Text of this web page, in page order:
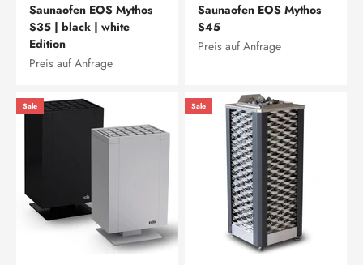
Saunaofen EOS Mythos
S35 | black | white
Edition
Preis auf Anfrage
Saunaofen EOS Mythos
S45
Preis auf Anfrage
Sale Sale